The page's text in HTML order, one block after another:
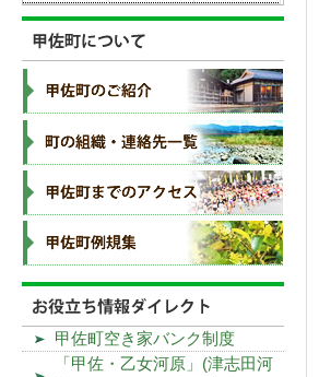
甲佐町空き家バンク制度
「甲佐・乙女河原」(津志田河